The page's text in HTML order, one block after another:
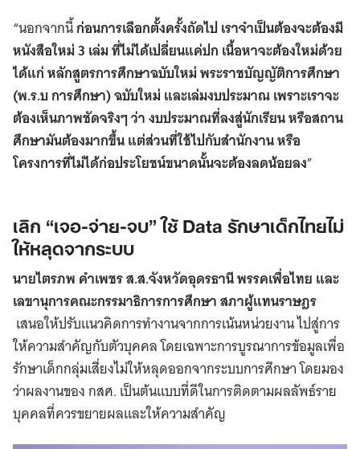
“นอกจากนี้ก่อนการเลือกตั้งครั้งถัดไป เราจำเป็นต้องจะต้องมี
หนังสือใหม่ 3 เล่ม ที่ไม่ได้เปลี่ยนแค่ปก เนื้อหาจะต้องใหม่ด้วย
ได้แก่ หลักสูตรการศึกษาฉบับใหม่ พระราชบัญญัติการศึกษา
(พ.ร.บ การศึกษา) ฉบับใหม่ และเล่มงบประมาณ เพราะเราจะ
ต้องเห็นภาพชัดจริงๆ ว่า งบประมาณที่ลงสู่นักเรียน หรือสถาน
ศึกษามันต้องมากขึ้น แต่ส่วนที่ใช้ไปกับสำนักงาน หรือ
โครงการที่ไม่ได้ก่อประโยชน์ขนาดนั้นจะต้องลดน้อยลง”
เลิก “เจอ-จ่าย-จบ” ใช้ Data รักษาเด็กไทยไม่
ให้หลุดจากระบบ
นายไตรภพ คำเพชร ส.ส.จังหวัดอุดรธานี พรรคเพื่อไทย และ
เลขานุการคณะกรรมาธิการการศึกษา สภาผู้แทนราษฎร
เสนอให้ปรับแนวคิดการทำงานจากการเน้นหน่วยงาน ไปสู่การ
ให้ความสำคัญกับตัวบุคคล โดยเฉพาะการบูรณาการข้อมูลเพื่อ
รักษาเด็กกลุ่มเสี่ยงไม่ให้หลุดออกจากระบบการศึกษา โดยมอง
ว่าผลงานของ กสศ. เป็นต้นแบบที่ดีในการติดตามผลลัพธ์ราย
บุคคลที่ควรขยายผลและให้ความสำคัญ